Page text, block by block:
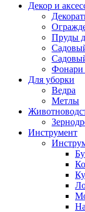
Декор и
Пруды
Фонари
Для уборки
Ведра
Метлы
Инструмент